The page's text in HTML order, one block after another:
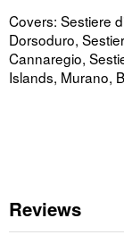
Covers: Sestiere
Dorsoduro,
Cannaregio,
Islands, Murano,
Reviews